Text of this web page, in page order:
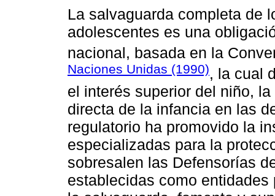
La salvaguarda completa de
adolescentes es una
nacional, basada en la
Naciones Unidas (1990), la cual
el interés superior del niño,
directa de la infancia en las
regulatorio ha promovido la
especializadas para la
sobresalen las Defensorías
establecidas como